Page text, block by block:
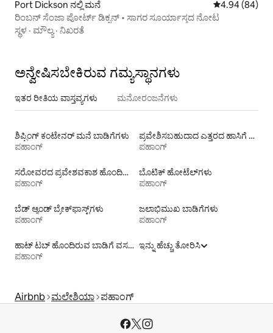
Port Dickson ನಲ್ಲಿ ಮನೆ 5 ರಲ್ಲಿ 4.94
4.94 (84)
ರಿಂಬನ್ ಸೆಂಜಾ ಪೋರ್ಟ್ ಡಿಕ್ಸನ್ • ಸಾಗರ ಸೂರ್ಯಾಸ್ತದ ನೋಟ
ಸ್ಥಳ · ಮೌಲ್ಯ· ನಿಖರತೆ
ಅನ್ವೇಷಿಸಬೇಕಿರುವ ಗಮ್ಯಸ್ಥಾನಗಳು
ಇತರ ರೀತಿಯ ವಾಸ್ತವ್ಯಗಳು ಮನೋರಂಜನೆಗಳು
ಶಿಪ್ಪಿಂಗ್ ಕಂಟೇನರ್ ಮನೆ ಬಾಡಿಗೆಗಳು
ಪಹಾಂಗ್
ಪ್ರವೇಶಿಸಬಹುದಾದ ಎತ್ತರದ ಹಾಸಿಗೆ ಹೊಂದಿರುವ ಬಾಡಿಗೆಗಳು
ಪಹಾಂಗ್
ಸರೋವರದ ಪ್ರವೇಶವಕಾಶ ಹೊಂದಿರುವ ಬಾಡಿಗೆಗಳು
ಪಹಾಂಗ್
ಬೊಟಿಕ್ ಹೋಟೆಲ್‌ಗಳು
ಪಹಾಂಗ್
ಬೆಡ್ ಆ್ಯಂಡ್ ಬ್ರೇಕ್‌ಫಾಸ್ಟ್‌ಗಳು
ಪಹಾಂಗ್
ಜಲಾಭಿಮುಖ ಬಾಡಿಗೆಗಳು
ಪಹಾಂಗ್
ಹಾಟ್ ಟಬ್ ಹೊಂದಿರುವ ಬಾಡಿಗೆ ವಸತಿಗಳು
ಪಹಾಂಗ್
ಇನ್ನು ಹೆಚ್ಚು ತೋರಿಸಿ
Airbnb ಮಲೇಶಿಯಾ ಪಹಾಂಗ್